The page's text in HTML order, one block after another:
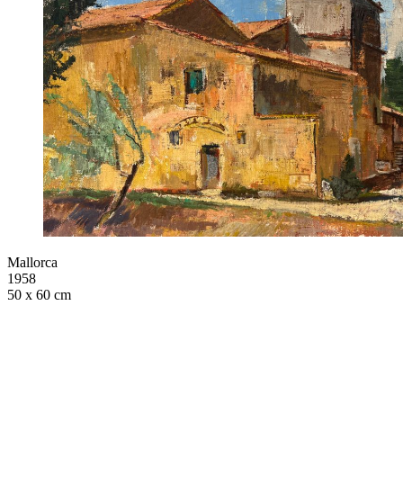
Mallorca
1958
50 x 60 cm